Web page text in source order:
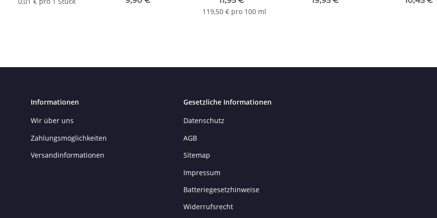
119,50 € pro 100 ml
Informationen
Wir über uns
Zahlungsmöglichkeiten
Versandinformationen
Gesetzliche Informationen
Datenschutz
AGB
Sitemap
Impressum
Batteriegesetzhinweise
Widerrufsrecht